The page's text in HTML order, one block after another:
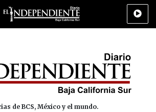
Los Cabos Policiaca Deportes Cultura
de BCS, México y el mundo.